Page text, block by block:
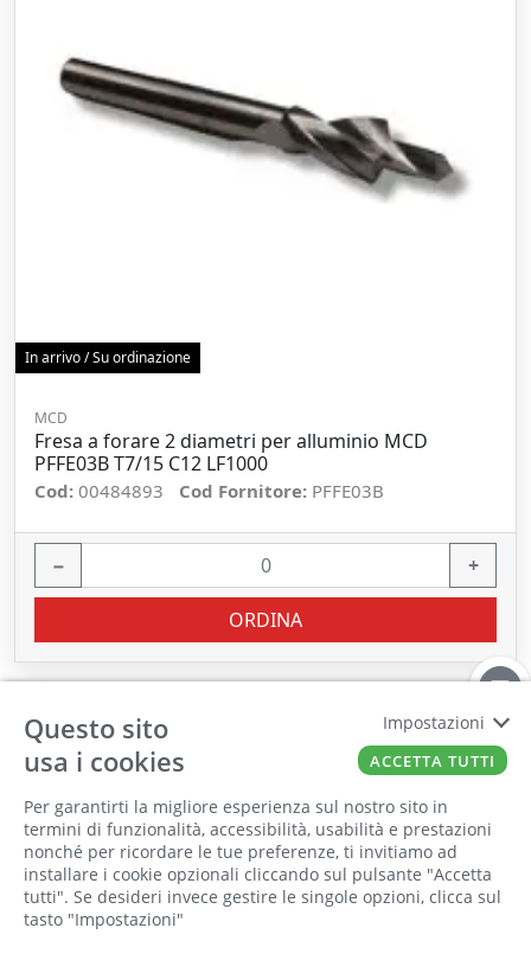
Il punto vendita, gli uffici e il magazzino
saranno chiusi per ferie dall'8 al 25 Agosto
2026 compresi.
In arrivo / Su ordinazione
MCD
Fresa a forare 2 diametri per alluminio MCD
PFFE03B T7/15 C12 LF1000
Cod: 00484893 Cod Fornitore: PFFE03B
− +
ORDINA
Questo sito
usa i cookies
Per garantirti la migliore esperienza sul nostro sito in
termini di funzionalità, accessibilità, usabilità e prestazioni
nonché per ricordare le tue preferenze, ti invitiamo ad
installare i cookie opzionali cliccando sul pulsante "Accetta
tutti". Se desideri invece gestire le singole opzioni, clicca sul
tasto "Impostazioni"
Impostazioni
ACCETTA TUTTI